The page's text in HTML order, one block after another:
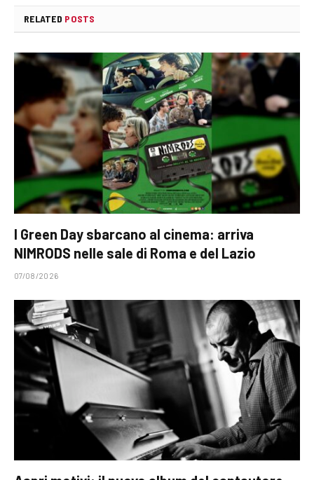
RELATED POSTS
I Green Day sbarcano al cinema: arriva
NIMRODS nelle sale di Roma e del Lazio
07/08/2026